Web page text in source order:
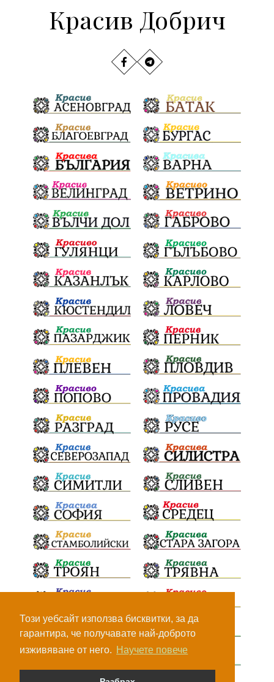
Този уебсайт използва бисквитки, за да
гарантира, че получавате най-доброто
изживяване от него. Научете повече
Красив Добрич